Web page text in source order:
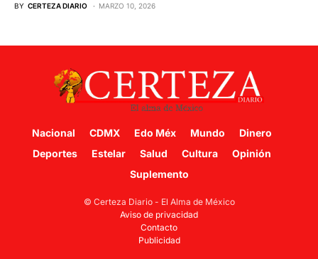
BY CERTEZA DIARIO MARZO 10, 2026
Nacional CDMX Edo Méx Mundo
Dinero
Deportes
Estelar Salud Cultura
Opinión
Suplemento
© Certeza Diario - El Alma de México
Aviso de privacidad
Contacto
Publicidad